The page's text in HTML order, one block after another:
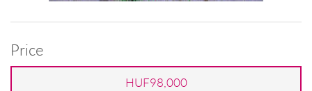
Price
HUF98,000